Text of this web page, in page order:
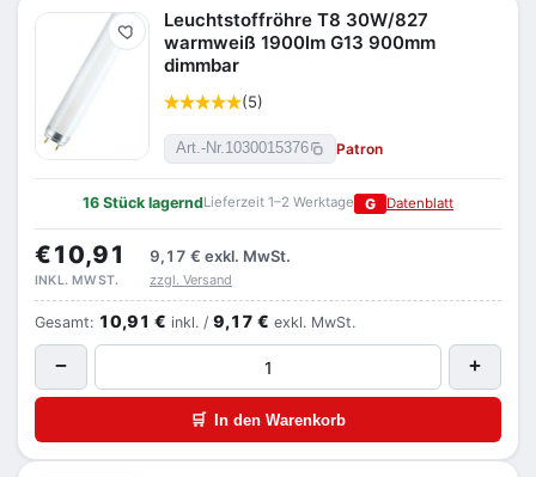
Merken
Leuchtstoffröhre T8 30W/827
warmweiß 1900lm G13 900mm
dimmbar
(5)
Art.-Nr.1030015376 Patron
16 Stück lagerndLieferzeit 1–2 Werktage G Datenblatt
€10,91 9,17 € exkl. MwSt.
INKL. MWST. zzgl. Versand
Gesamt: 10,91 € inkl. / 9,17 € exkl. MwSt.
− +
🛒 In den Warenkorb